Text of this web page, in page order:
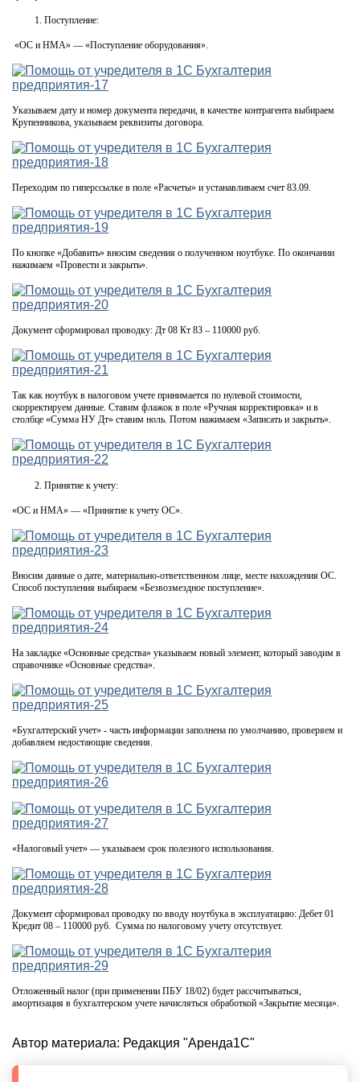
Поступление:
«ОС и НМА» — «Поступление оборудования».
Указываем дату и номер документа передачи, в качестве контрагента выбираем
Крупенникова, указываем реквизиты договора.
Переходим по гиперссылке в поле «Расчеты» и устанавливаем счет 83.09.
По кнопке «Добавить» вносим сведения о полученном ноутбуке. По окончании
нажимаем «Провести и закрыть».
Документ сформировал проводку: Дт 08 Кт 83 – 110000 руб.
Так как ноутбук в налоговом учете принимается по нулевой стоимости,
скорректируем данные. Ставим флажок в поле «Ручная корректировка» и в
столбце «Сумма НУ Дт» ставим ноль. Потом нажимаем «Записать и закрыть».
Принятие к учету:
«ОС и НМА» — «Принятие к учету ОС».
Вносим данные о дате, материально-ответственном лице, месте нахождения ОС.
Способ поступления выбираем «Безвозмездное поступление».
На закладке «Основные средства» указываем новый элемент, который заводим в
справочнике «Основные средства».
«Бухгалтерский учет» - часть информации заполнена по умолчанию, проверяем и
добавляем недостающие сведения.
«Налоговый учет» — указываем срок полезного использования.
Документ сформировал проводку по вводу ноутбука в эксплуатацию: Дебет 01
Кредит 08 – 110000 руб. Сумма по налоговому учету отсутствует.
Отложенный налог (при применении ПБУ 18/02) будет рассчитываться,
амортизация в бухгалтерском учете начисляться обработкой «Закрытие месяца».
Автор материала: Редакция "Аренда1С"